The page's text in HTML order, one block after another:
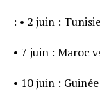
: • 2 juin :
• 7 juin : Maroc
• 10 juin :